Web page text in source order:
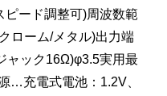
ピード調整可)周波数範
ローム/メタル)出力端
ャック16Ω)φ3.5実用最
…充電式電池：1.2V、